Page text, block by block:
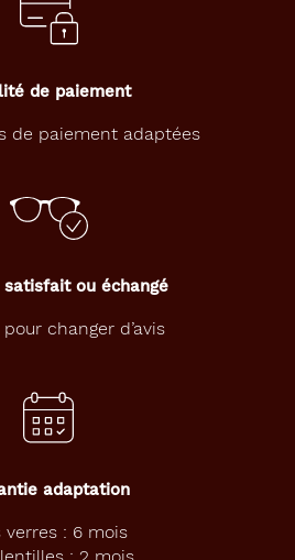
de paiement
de paiement adaptées
satisfait ou échangé
changer d’avis
adaptation
verres : 6 mois